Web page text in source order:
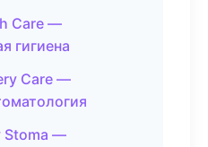
Care —
гигиена
Care —
Stoma —